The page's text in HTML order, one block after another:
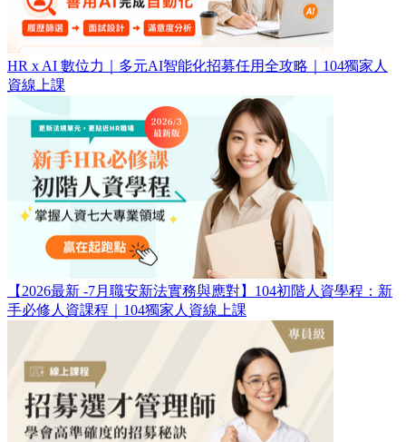
HR x AI 數位力｜多元AI智能化招募任用全攻略｜104獨家人
資線上課
【2026最新 -7月職安新法實務與應對】104初階人資學程：新
手必修人資課程｜104獨家人資線上課